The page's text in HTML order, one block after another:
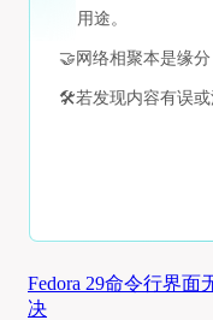
用途。
🤝 网络相聚本是缘
🛠️若发现内容有误
Fedora 29命令行界
决